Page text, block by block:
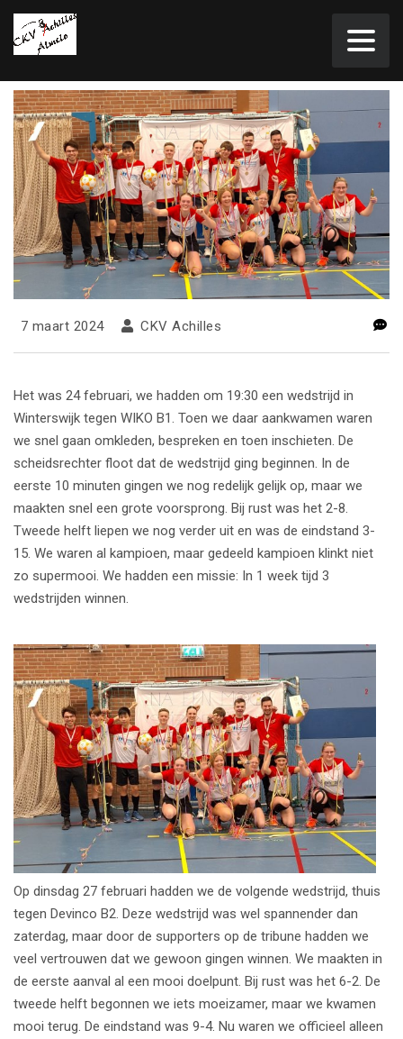
7 maart 2024 CKV Achilles
Het was 24 februari, we hadden om 19:30 een wedstrijd in
Winterswijk tegen WIKO B1. Toen we daar aankwamen waren
we snel gaan omkleden, bespreken en toen inschieten. De
scheidsrechter floot dat de wedstrijd ging beginnen. In de
eerste 10 minuten gingen we nog redelijk gelijk op, maar we
maakten snel een grote voorsprong. Bij rust was het 2-8.
Tweede helft liepen we nog verder uit en was de eindstand 3-
15. We waren al kampioen, maar gedeeld kampioen klinkt niet
zo supermooi. We hadden een missie: In 1 week tijd 3
wedstrijden winnen.
Op dinsdag 27 februari hadden we de volgende wedstrijd, thuis
tegen Devinco B2. Deze wedstrijd was wel spannender dan
zaterdag, maar door de supporters op de tribune hadden we
veel vertrouwen dat we gewoon gingen winnen. We maakten in
de eerste aanval al een mooi doelpunt. Bij rust was het 6-2. De
tweede helft begonnen we iets moeizamer, maar we kwamen
mooi terug. De eindstand was 9-4. Nu waren we officieel alleen